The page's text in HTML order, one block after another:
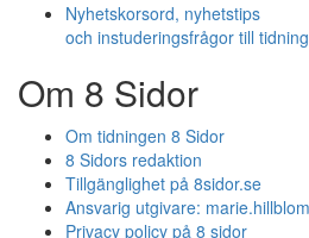
Nyhetskorsord, nyhetstips
och instuderingsfrågor till
Om 8 Sidor
Om tidningen 8 Sidor
8 Sidors redaktion
Tillgänglighet på 8sidor.se
Ansvarig utgivare:
Privacy policy på 8 sidor